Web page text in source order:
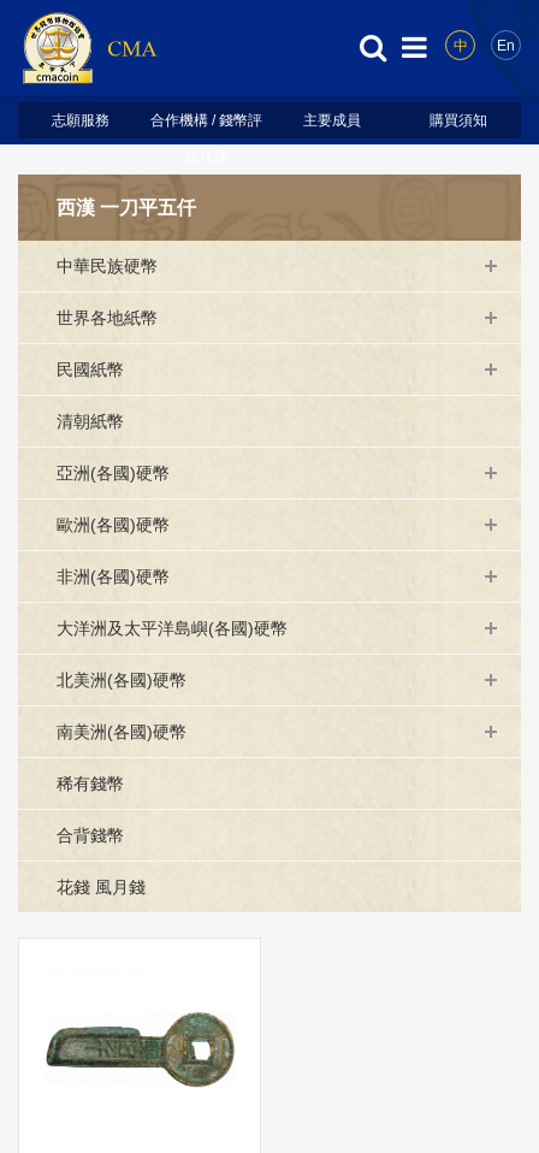
中 En
志願服務 合作機構 / 錢幣評 主要成員 購買須知
西漢 一刀平五仟
中華民族硬幣
世界各地紙幣
民國紙幣
清朝紙幣
亞洲(各國)硬幣
歐洲(各國)硬幣
非洲(各國)硬幣
大洋洲及太平洋島嶼(各國)硬幣
北美洲(各國)硬幣
南美洲(各國)硬幣
稀有錢幣
合背錢幣
花錢 風月錢